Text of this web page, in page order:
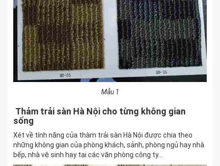
Mẫu 1
Thảm trải sàn Hà Nội cho từng không gian
sống
Xét về tính năng của thàm trải sàn Hà Nội được chia theo
những không gian của phòng khách, sảnh, phòng ngủ hay nhà
bếp, nhà vệ sinh hay tại các văn phòng công ty…